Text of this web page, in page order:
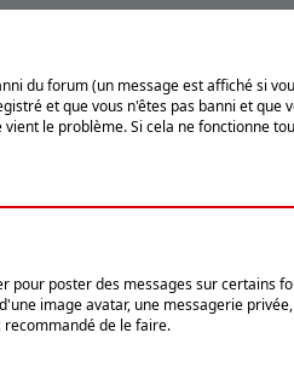
du forum (un message est affiché si
et que vous n'êtes pas banni et que
le problème. Si cela ne fonctionne
pour poster des messages sur certains
image avatar, une messagerie
de le faire.